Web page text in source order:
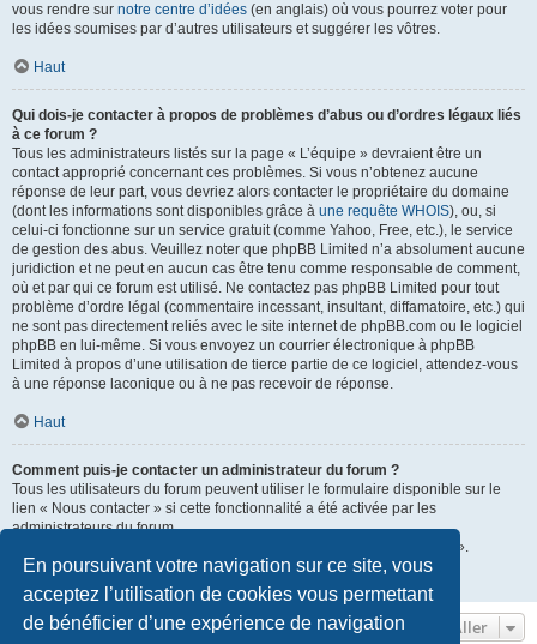
En poursuivant votre navigation sur ce site, vous
acceptez l’utilisation de cookies vous permettant
de bénéficier d’une expérience de navigation
vous rendre sur notre centre d’idées (en anglais) où vous pourrez voter pour
les idées soumises par d’autres utilisateurs et suggérer les vôtres.
Haut
Qui dois-je contacter à propos de problèmes d’abus ou d’ordres légaux liés
à ce forum ?
Tous les administrateurs listés sur la page « L’équipe » devraient être un
contact approprié concernant ces problèmes. Si vous n’obtenez aucune
réponse de leur part, vous devriez alors contacter le propriétaire du domaine
(dont les informations sont disponibles grâce à une requête WHOIS), ou, si
celui-ci fonctionne sur un service gratuit (comme Yahoo, Free, etc.), le service
de gestion des abus. Veuillez noter que phpBB Limited n’a absolument aucune
juridiction et ne peut en aucun cas être tenu comme responsable de comment,
où et par qui ce forum est utilisé. Ne contactez pas phpBB Limited pour tout
problème d’ordre légal (commentaire incessant, insultant, diffamatoire, etc.) qui
ne sont pas directement reliés avec le site internet de phpBB.com ou le logiciel
phpBB en lui-même. Si vous envoyez un courrier électronique à phpBB
Limited à propos d’une utilisation de tierce partie de ce logiciel, attendez-vous
à une réponse laconique ou à ne pas recevoir de réponse.
Haut
Comment puis-je contacter un administrateur du forum ?
Tous les utilisateurs du forum peuvent utiliser le formulaire disponible sur le
lien « Nous contacter » si cette fonctionnalité a été activée par les
administrateurs du forum.
Les membres du forum peuvent également utiliser le lien « L’équipe ».
Aller